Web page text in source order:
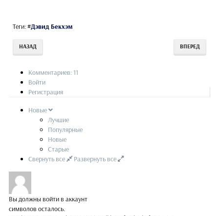
Теги:#Дэвид Бекхэм
НАЗАД ВПЕРЕД
Комментариев: 11
Войти
Регистрация
Новые
Лучшие
Популярные
Новые
Старые
Свернуть все
Развернуть все
Вы должны войти в аккаунт
символов осталось.